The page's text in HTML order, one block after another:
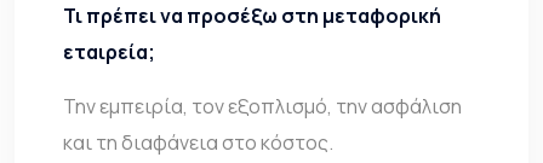
Τι πρέπει να προσέξω στη μεταφορική
εταιρεία;
Την εμπειρία, τον εξοπλισμό, την ασφάλιση
και τη διαφάνεια στο κόστος.